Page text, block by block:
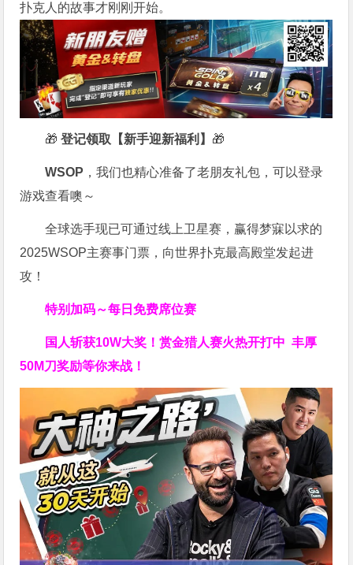
扑克人的故事才刚刚开始。
🎁 登记领取【新手迎新福利】 🎁
WSOP ，我们也精心准备了老朋友礼包，可以登录
游戏查看噢～
全球选手现已可通过线上卫星赛，赢得梦寐以求的
2025WSOP主赛事门票，向世界扑克最高殿堂发起进
攻！
特别加码～每日免费席位赛
国人斩获10W大奖！赏金猎人赛火热开打中 丰厚
50M刀奖励等你来战！